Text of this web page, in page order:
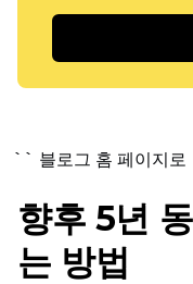
`` 블로그 홈 페이지로
향후 5년
는 방법